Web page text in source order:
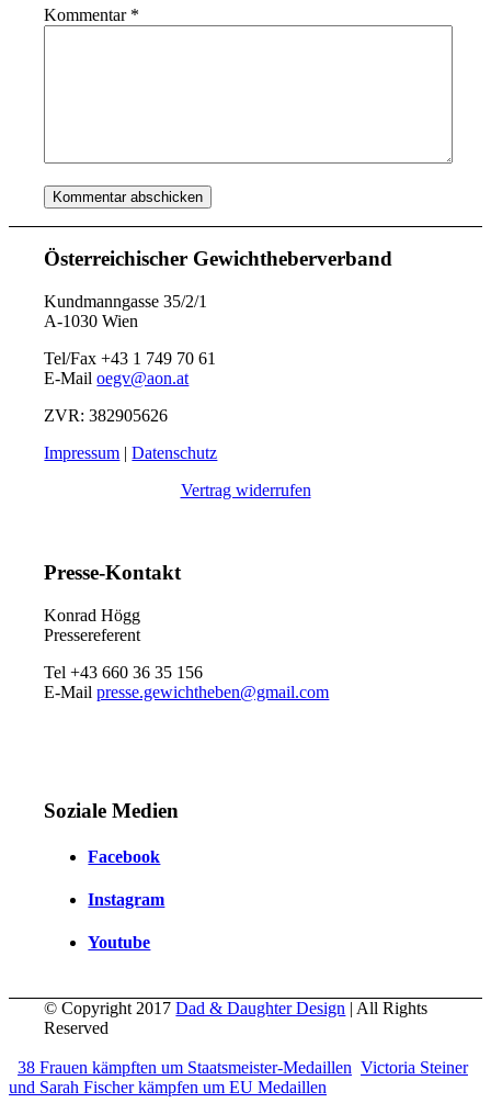
Kommentar *
Österreichischer Gewichtheberverband
Kundmanngasse 35/2/1
A-1030 Wien
Tel/Fax +43 1 749 70 61
E-Mailoegv@aon.at
ZVR: 382905626
Impressum |Datenschutz
Vertrag widerrufen
Presse-Kontakt
Konrad Högg
Pressereferent
Tel +43 660 36 35 156
E-Mailpresse.gewichtheben@gmail.com
Soziale Medien
Facebook
Instagram
Youtube
© Copyright 2017Dad & Daughter Design | All Rights
Reserved
38 Frauen kämpften um Staatsmeister-Medaillen Victoria Steiner
und Sarah Fischer kämpfen um EU Medaillen